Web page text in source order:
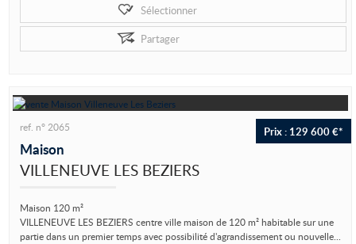
Sélectionner
Partager
Prix : 129 600 €*
ref. n° 2065
Maison
VILLENEUVE LES BEZIERS
Maison 120 m²
VILLENEUVE LES BEZIERS centre ville maison de 120 m² habitable sur une
partie dans un premier temps avec possibilité d'agrandissement ou nouvelle...